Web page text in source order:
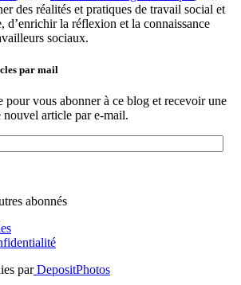
des réalités et pratiques de travail social et
d’enrichir la réflexion et la connaissance
sociaux.
par mail
pour vous abonner à ce blog et recevoir une
article par e-mail.
abonnés
parDepositPhotos